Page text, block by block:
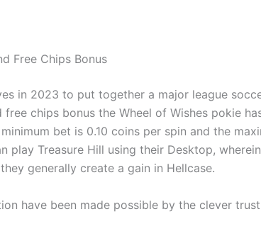
Free Chips Bonus
in 2023 to put together a major league
chips bonus the Wheel of Wishes pokie
bet is 0.10 coins per spin and the
play Treasure Hill using their Desktop,
generally create a gain in Hellcase.
have been made possible by the clever